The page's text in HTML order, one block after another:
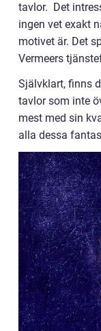
tavlor. Det
ingen vet exakt
motivet är. Det
Vermeers
Självklart, finns
tavlor som inte
mest med sin
alla dessa